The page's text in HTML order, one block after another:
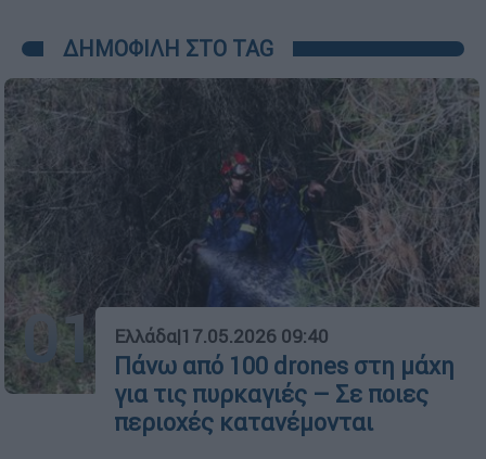
ΔΗΜΟΦΙΛΗ ΣΤΟ TAG
01 Ελλάδα|17.05.2026 09:40
Πάνω από 100 drones στη μάχη
για τις πυρκαγιές – Σε ποιες
περιοχές κατανέμονται